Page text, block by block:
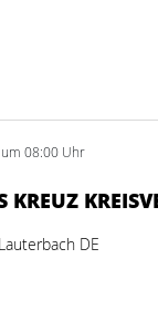
08:00 Uhr
KREUZ
DE